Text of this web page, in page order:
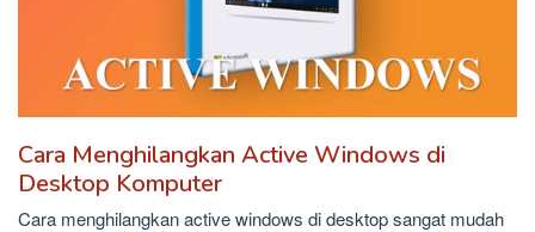
Cara Menghilangkan Active Windows di
Desktop Komputer
Cara menghilangkan active windows di desktop sangat mudah